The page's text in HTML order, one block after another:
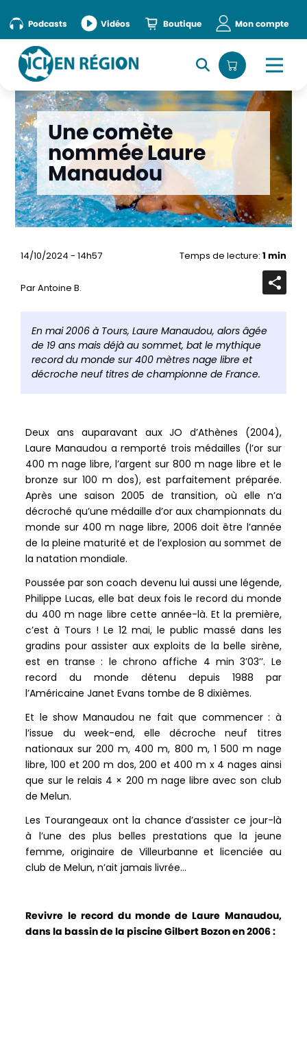
Podcasts Vidéos Boutique Mon compte
Une comète
nommée Laure
Manaudou
14/10/2024 - 14h57 Temps de lecture:1 min
Par Antoine B.
Ouvrir/
barre
En mai 2006 à Tours, Laure Manaudou, alors âgée
de 19 ans mais déjà au sommet, bat le mythique
record du monde sur 400 mètres nage libre et
décroche neuf titres de championne de France.
Deux ans auparavant aux JO d’Athènes (2004),
Laure Manaudou a remporté trois médailles (l’or sur
400 m nage libre, l’argent sur 800 m nage libre et le
bronze sur 100 m dos), est parfaitement préparée.
Après une saison 2005 de transition, où elle n’a
décroché qu’une médaille d’or aux championnats du
monde sur 400 m nage libre, 2006 doit être l’année
de la pleine maturité et de l’explosion au sommet de
la natation mondiale.
Poussée par son coach devenu lui aussi une légende,
Philippe Lucas, elle bat deux fois le record du monde
du 400 m nage libre cette année-là. Et la première,
c’est à Tours ! Le 12 mai, le public massé dans les
gradins pour assister aux exploits de la belle sirène,
est en transe : le chrono affiche 4 min 3’03’’. Le
record du monde détenu depuis 1988 par
l’Américaine Janet Evans tombe de 8 dixièmes.
Et le show Manaudou ne fait que commencer : à
l’issue du week-end, elle décroche neuf titres
nationaux sur 200 m, 400 m, 800 m, 1 500 m nage
libre, 100 et 200 m dos, 200 et 400 m x 4 nages ainsi
que sur le relais 4 × 200 m nage libre avec son club
de Melun.
Les Tourangeaux ont la chance d’assister ce jour-là
à l’une des plus belles prestations que la jeune
femme, originaire de Villeurbanne et licenciée au
club de Melun, n’ait jamais livrée…
Revivre le record du monde de Laure Manaudou,
dans la bassin de la piscine Gilbert Bozon en 2006 :